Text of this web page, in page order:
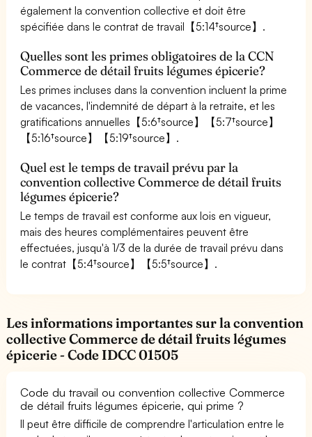
également la convention collective et doit être
spécifiée dans le contrat de travail【5:14†source】.
Quelles sont les primes obligatoires de la CCN
Commerce de détail fruits légumes épicerie?
Les primes incluses dans la convention incluent la prime
de vacances, l'indemnité de départ à la retraite, et les
gratifications annuelles【5:6†source】【5:7†source】
【5:16†source】【5:19†source】.
Quel est le temps de travail prévu par la
convention collective Commerce de détail fruits
légumes épicerie?
Le temps de travail est conforme aux lois en vigueur,
mais des heures complémentaires peuvent être
effectuées, jusqu'à 1/3 de la durée de travail prévu dans
le contrat【5:4†source】【5:5†source】.
Les informations importantes sur la convention
collective Commerce de détail fruits légumes
épicerie - Code IDCC 01505
Code du travail ou convention collective Commerce
de détail fruits légumes épicerie, qui prime ?
Il peut être difficile de comprendre l'articulation entre le